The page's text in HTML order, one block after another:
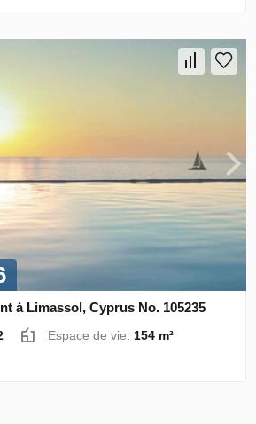
à Limassol, Cyprus No. 105235
Espace de vie: 154 m²